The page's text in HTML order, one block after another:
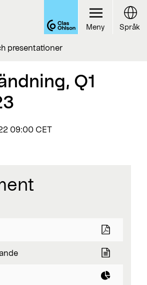
presentationer
Q1
09:00 CET
Meny Språk